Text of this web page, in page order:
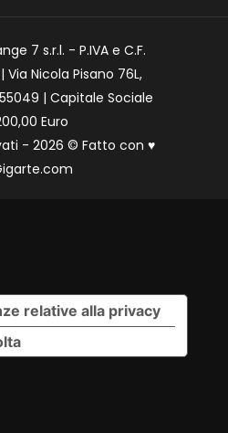
7 s.r.l. - P.IVA e C.F.
Nicola Pisano 76L,
| Capitale Sociale
Euro
- 2026 © Fatto con ♥
relative alla privacy